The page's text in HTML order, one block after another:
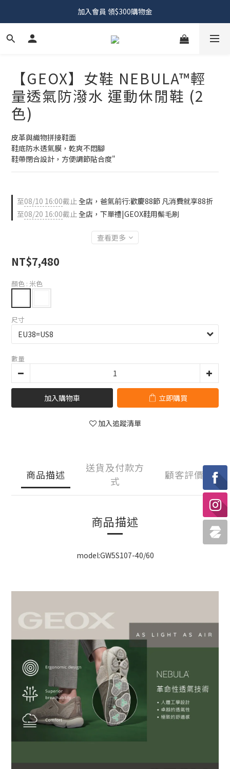
加入會員 領$300購物金
【GEOX】女鞋 NEBULA™輕
量透氣防潑水 運動休閒鞋 (2
色)
皮革與織物拼接鞋面
鞋底防水透氣膜，乾爽不悶腳
鞋帶閉合設計，方便調節貼合度"
至08/10 16:00截止全店，爸氣前行:歡慶88節 凡消費就享88折
至08/20 16:00截止全店，下單禮|GEOX鞋用鬃毛刷
查看更多
NT$7,480
顏色 : 米色
尺寸
數量
加入購物車 立即購買
加入追蹤清單
商品描述
送貨及付款方
式
顧客評價
商品描述
model:GW5S107-40/60